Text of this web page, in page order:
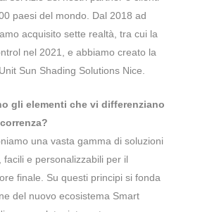
paesi del mondo. Dal 2018 ad
acquisito sette realtà, tra cui la
nel 2021, e abbiamo creato la
Sun Shading Solutions Nice.
gli elementi che vi differenziano
una vasta gamma di soluzioni
facili e personalizzabili per il
finale. Su questi principi si fonda
del nuovo ecosistema Smart